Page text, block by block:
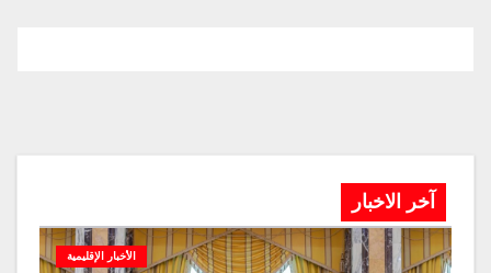
آخر الاخبار
الأخبار الإقليمية